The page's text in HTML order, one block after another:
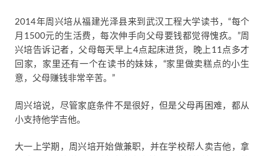
2014年周兴培从福建光泽县来到武汉工程大学读书，“每个
月1500元的生活费，每次伸手向父母要钱都觉得愧疚。”周
兴培告诉记者，父母每天早上4点起床进货，晚上11点多才
回家，家里还有一个在读书的妹妹，“家里做卖糕点的小生
意，父母赚钱非常辛苦。”
周兴培说，尽管家庭条件不是很好，但是父母再困难，都从
小支持他学吉他。
大一上学期，周兴培开始做兼职，并在学校帮人卖吉他，拿